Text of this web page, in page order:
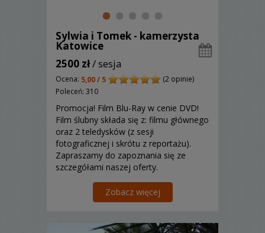
Sylwia i Tomek - kamerzysta
Katowice
2500 zł/ sesja
Ocena: 5,00 / 5
(2 opinie)
Poleceń: 310
Promocja! Film Blu-Ray w cenie DVD!
Film ślubny składa się z: filmu głównego
oraz 2 teledysków (z sesji
fotograficznej i skrótu z reportażu).
Zapraszamy do zapoznania się ze
szczegółami naszej oferty.
Zobacz więcej